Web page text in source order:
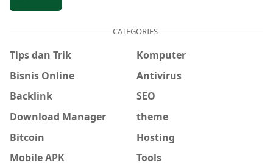
CATEGORIES
Tips dan Trik
Komputer
Bisnis Online
Antivirus
Backlink
SEO
Download Manager
theme
Bitcoin
Hosting
Mobile APK
Tools